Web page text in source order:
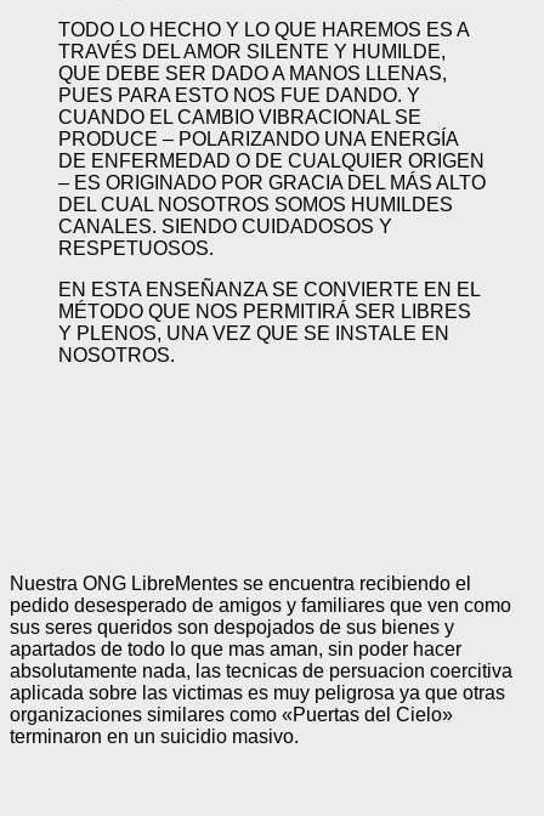
TODO LO HECHO Y LO QUE HAREMOS ES A
TRAVÉS DEL AMOR SILENTE Y HUMILDE,
QUE DEBE SER DADO A MANOS LLENAS,
PUES PARA ESTO NOS FUE DANDO. Y
CUANDO EL CAMBIO VIBRACIONAL SE
PRODUCE – POLARIZANDO UNA ENERGÍA
DE ENFERMEDAD O DE CUALQUIER ORIGEN
– ES ORIGINADO POR GRACIA DEL MÁS ALTO
DEL CUAL NOSOTROS SOMOS HUMILDES
CANALES. SIENDO CUIDADOSOS Y
RESPETUOSOS.
EN ESTA ENSEÑANZA SE CONVIERTE EN EL
MÉTODO QUE NOS PERMITIRÁ SER LIBRES
Y PLENOS, UNA VEZ QUE SE INSTALE EN
NOSOTROS.
Nuestra ONG LibreMentes se encuentra recibiendo el
pedido desesperado de amigos y familiares que ven como
sus seres queridos son despojados de sus bienes y
apartados de todo lo que mas aman, sin poder hacer
absolutamente nada, las tecnicas de persuacion coercitiva
aplicada sobre las victimas es muy peligrosa ya que otras
organizaciones similares como «Puertas del Cielo»
terminaron en un suicidio masivo.